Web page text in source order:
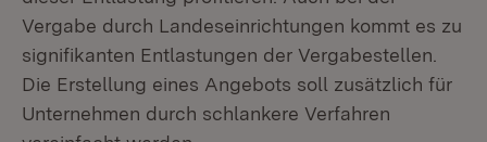
Vergabe durch Landeseinrichtungen kommt es zu
signifikanten Entlastungen der Vergabestellen.
Die Erstellung eines Angebots soll zusätzlich für
Unternehmen durch schlankere Verfahren